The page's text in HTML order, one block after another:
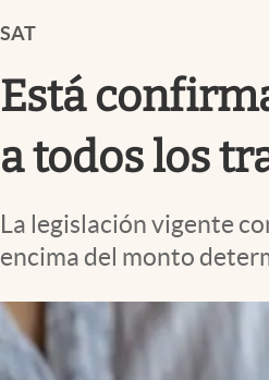
Brand Strategy
Vida y estilo
Tv
Espiritualidad
abre en nueva pestaña
SAT
Está
a todos los
La legislación vigente
encima del monto